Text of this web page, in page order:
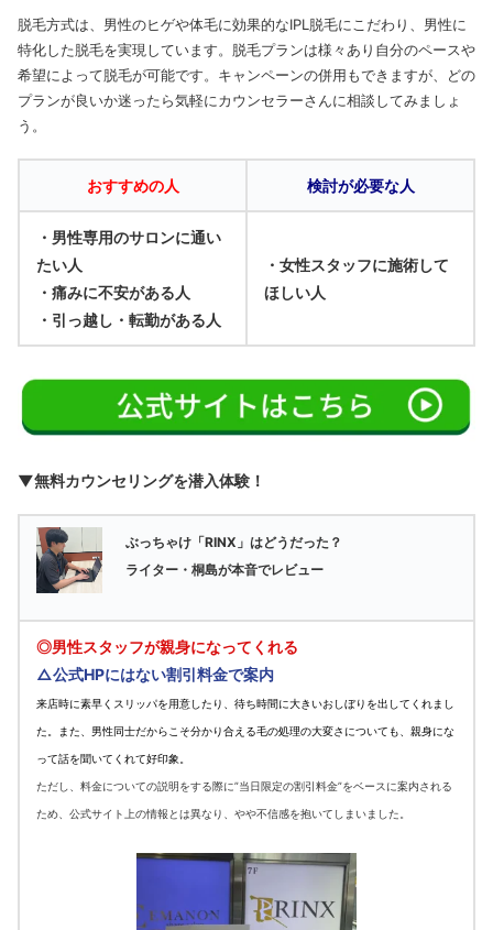
脱毛方式は、男性のヒゲや体毛に効果的なIPL脱毛にこだわり、男性に
特化した脱毛を実現しています。 脱毛プランは様々あり自分のペースや
希望によって脱毛が可能です。 キャンペーンの併用もできますが、どの
プランが良いか迷ったら気軽にカウンセラーさんに相談してみましょ
う。
おすすめの人 検討が必要な人
・男性専用のサロンに通い
たい人
・痛みに不安がある人
・引っ越し・転勤がある人
・女性スタッフに施術して
ほしい人
▼無料カウンセリングを潜入体験！
ぶっちゃけ「RINX」はどうだった？
ライター・桐島が本音でレビュー
◎男性スタッフが親身になってくれる
△公式HPにはない割引料金で案内
来店時に素早くスリッパを用意したり、待ち時間に大きいおしぼりを出してくれまし
た。また、男性同士だからこそ分かり合える毛の処理の大変さについても、親身にな
って話を聞いてくれて好印象。
ただし、料金についての説明をする際に”当日限定の割引料金”をベースに案内される
ため、公式サイト上の情報とは異なり、やや不信感を抱いてしまいました。